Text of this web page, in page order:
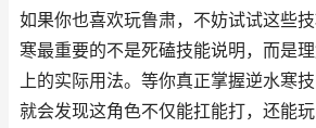
如果你也喜欢玩鲁肃，不妨试试这些
寒最重要的不是死磕技能说明，而是
上的实际用法。等你真正掌握逆水寒技
就会发现这角色不仅能扛能打，还能玩